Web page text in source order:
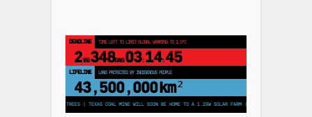
DEADLINE TIME LEFT TO LIMIT GLOBAL WARMING TO 1.5°C
2YRS 348DAYS 03: 14: 44
LIFELINE LAND PROTECTED BY INDIGENOUS PEOPLE
43,500,000km²
PLANT 250 MILLION TREES | TEXAS COAL MINE WILL SOON BE HOME TO A 1.2GW SOLAR FARM | CHINA GENERATES LESS